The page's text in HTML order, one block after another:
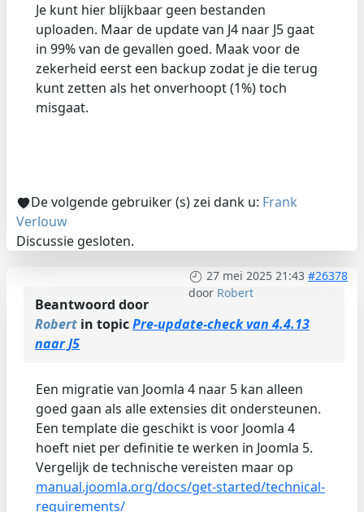
Je kunt hier blijkbaar geen bestanden
uploaden. Maar de update van J4 naar J5 gaat
in 99% van de gevallen goed. Maak voor de
zekerheid eerst een backup zodat je die terug
kunt zetten als het onverhoopt (1%) toch
misgaat.
De volgende gebruiker (s) zei dank u: Frank
Verlouw
Discussie gesloten.
27 mei 2025 21:43 #26378
door Robert
Beantwoord door
Robert in topicPre-update-check van 4.4.13
naar J5
Een migratie van Joomla 4 naar 5 kan alleen
goed gaan als alle extensies dit ondersteunen.
Een template die geschikt is voor Joomla 4
hoeft niet per definitie te werken in Joomla 5.
Vergelijk de technische vereisten maar op
manual.joomla.org/docs/get-started/technical-
requirements/